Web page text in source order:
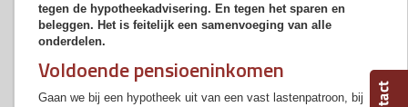
tegen de hypotheekadvisering. En tegen het sparen en
beleggen. Het is feitelijk een samenvoeging van alle
onderdelen.
Voldoende pensioeninkomen
Gaan we bij een hypotheek uit van een vast lastenpatroon, bij